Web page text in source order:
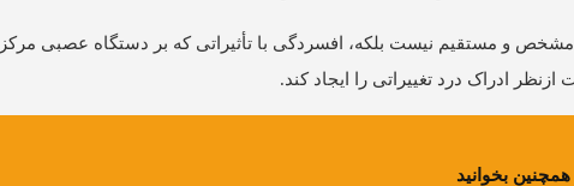
مشخص و مستقیم نیست بلکه، افسردگی با تأثیراتی که بر دستگاه عصبی
ادراک درد تغییراتی را ایجاد کند.
همچنین بخوانید